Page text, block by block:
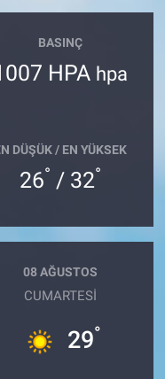
BASINÇ
HPA hpa
DÜŞÜK / EN YÜKSEK
26° / 32°
08 AĞUSTOS
CUMARTESI
29°